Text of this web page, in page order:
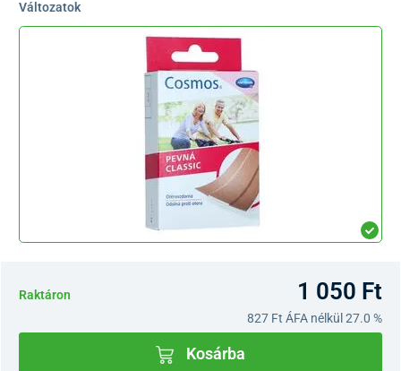
Változatok
Raktáron 1 050 Ft
827 Ft ÁFA nélkül 27.0 %
Kosárba